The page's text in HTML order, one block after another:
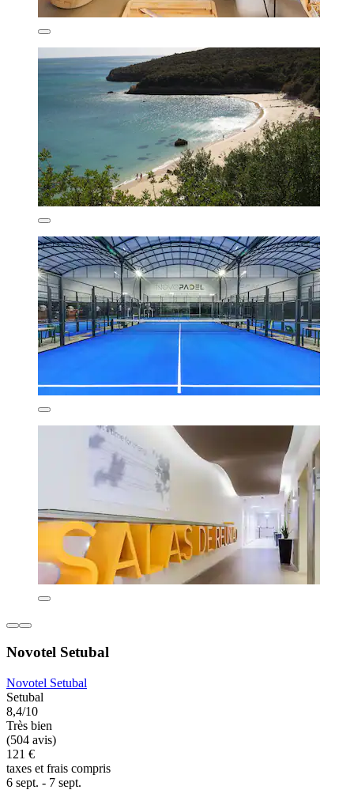
Novotel Setubal
Novotel Setubal
Setubal
8,4/10
Très bien
(504 avis)
121 €
taxes et frais compris
6 sept. - 7 sept.